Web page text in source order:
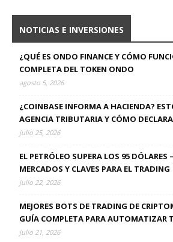
NOTICIAS E INVERSIONES
¿QUÉ ES ONDO FINANCE Y CÓMO
COMPLETA DEL TOKEN ONDO
agosto 5, 2026
¿COINBASE INFORMA A HACIENDA?
AGENCIA TRIBUTARIA Y CÓMO
julio 25, 2026
EL PETRÓLEO SUPERA LOS 95 DÓLARES
MERCADOS Y CLAVES PARA EL TRADING
julio 22, 2026
MEJORES BOTS DE TRADING DE
GUÍA COMPLETA PARA AUTOMATIZAR
julio 21, 2026